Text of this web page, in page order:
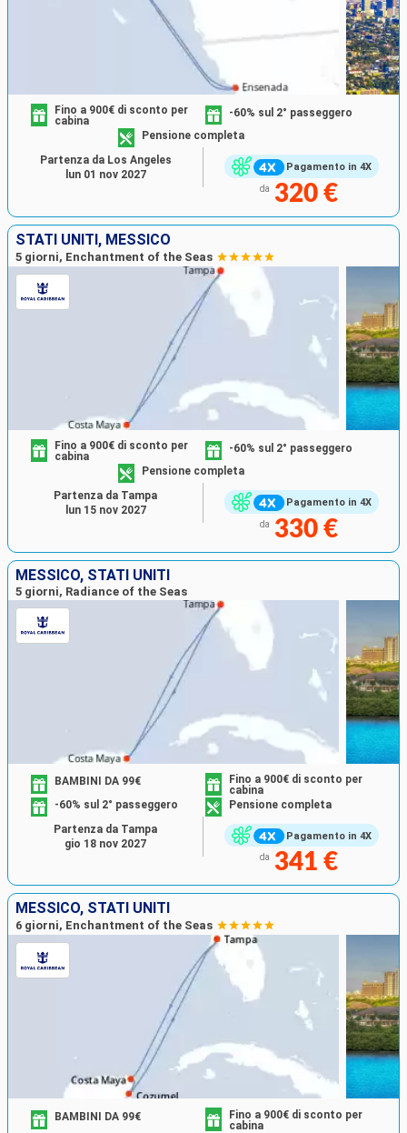
Pagamento in 4X
Fino a 900€ di sconto per
cabina
-60% sul 2° passeggero
Pensione completa
da 320 €
Partenza da Los Angeles
lun 01 nov 2027
STATI UNITI, MESSICO
5 giorni, Enchantment of the Seas
Pagamento in 4X
Fino a 900€ di sconto per
cabina
-60% sul 2° passeggero
Pensione completa
da 330 €
Partenza da Tampa
lun 15 nov 2027
MESSICO, STATI UNITI
5 giorni, Radiance of the Seas
Pagamento in 4X
BAMBINI DA 99€
Fino a 900€ di sconto per
cabina
-60% sul 2° passeggero
Pensione completa
da 341 €
Partenza da Tampa
gio 18 nov 2027
MESSICO, STATI UNITI
6 giorni, Enchantment of the Seas
BAMBINI DA 99€
Fino a 900€ di sconto per
cabina